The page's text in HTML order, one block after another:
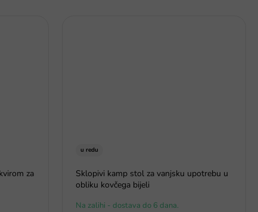
za
u redu
Sklopivi kamp stol za vanjsku upotrebu u
obliku kovčega bijeli
Na zalihi - dostava do 6 dana.